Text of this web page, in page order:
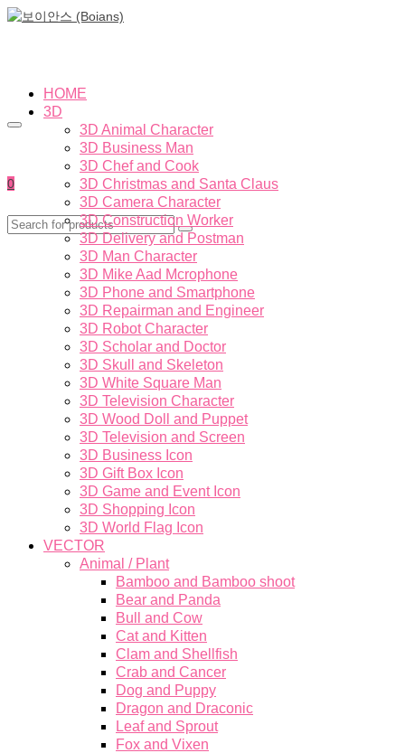
0
HOME
3D
3D Animal Character
3D Business Man
3D Chef and Cook
3D Christmas and Santa Claus
3D Camera Character
3D Construction Worker
3D Delivery and Postman
3D Man Character
3D Mike Aad Mcrophone
3D Phone and Smartphone
3D Repairman and Engineer
3D Robot Character
3D Scholar and Doctor
3D Skull and Skeleton
3D White Square Man
3D Television Character
3D Wood Doll and Puppet
3D Television and Screen
3D Business Icon
3D Gift Box Icon
3D Game and Event Icon
3D Shopping Icon
3D World Flag Icon
VECTOR
Animal / Plant
Bamboo and Bamboo shoot
Bear and Panda
Bull and Cow
Cat and Kitten
Clam and Shellfish
Crab and Cancer
Dog and Puppy
Dragon and Draconic
Leaf and Sprout
Fox and Vixen